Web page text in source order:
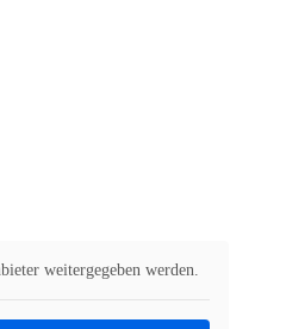
weitergegeben werden.